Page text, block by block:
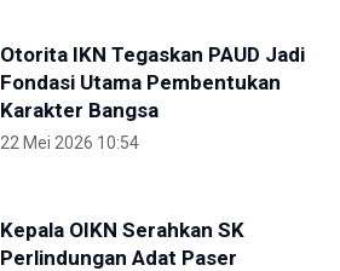
Otorita IKN Tegaskan PAUD Jadi
Fondasi Utama Pembentukan
Karakter Bangsa
22 Mei 2026 10:54
Kepala OIKN Serahkan SK
Perlindungan Adat Paser